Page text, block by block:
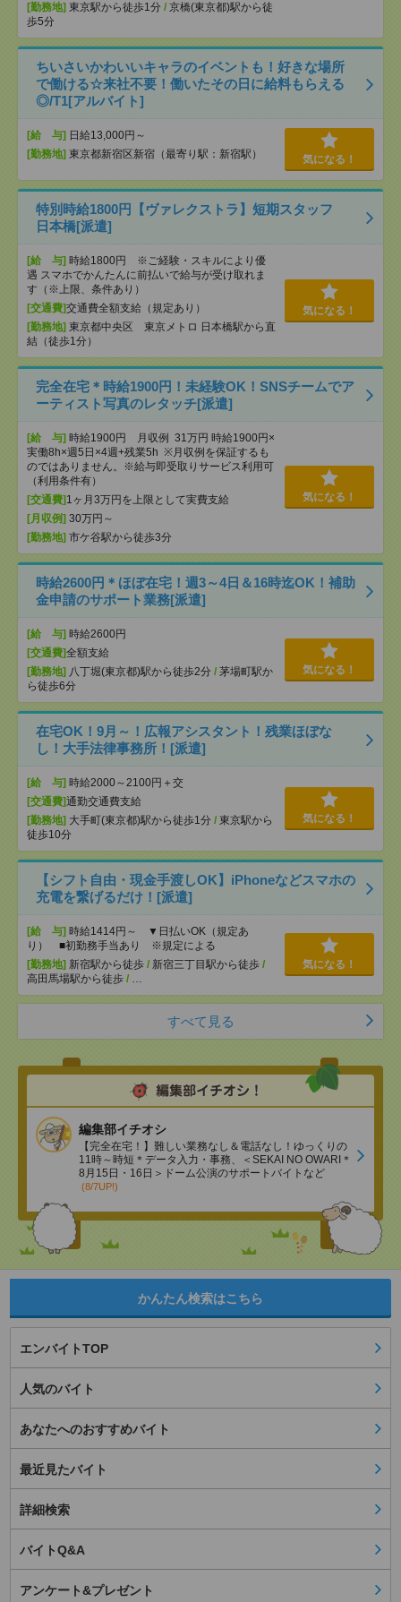
[勤務地] 東京駅から徒歩1分 / 京橋(東京都)駅から徒
歩5分
ちいさいかわいいキャラのイベントも！好きな場所
で働ける☆来社不要！働いたその日に給料もらえる
◎/T1[アルバイト]
[給 与] 日給13,000円～
[勤務地] 東京都新宿区新宿（最寄り駅：新宿駅） 気になる！
特別時給1800円【ヴァレクストラ】短期スタッフ
日本橋[派遣]
[給 与] 時給1800円 ※ご経験・スキルにより優
遇 スマホでかんたんに前払いで給与が受け取れま
す（※上限、条件あり）
[交通費]交通費全額支給（規定あり）
[勤務地] 東京都中央区 東京メトロ 日本橋駅から直
結（徒歩1分）
気になる！
完全在宅＊時給1900円！未経験OK！SNSチームでア
ーティスト写真のレタッチ[派遣]
[給 与] 時給1900円 月収例 31万円 時給1900円×
実働8h×週5日×4週+残業5h ※月収例を保証するも
のではありません。※給与即受取りサービス利用可
（利用条件有）
[交通費] 1ヶ月3万円を上限として実費支給
[月収例] 30万円～
[勤務地] 市ケ谷駅から徒歩3分
気になる！
時給2600円＊ほぼ在宅！週3～4日＆16時迄OK！補助
金申請のサポート業務[派遣]
[給 与] 時給2600円
[交通費]全額支給
[勤務地] 八丁堀(東京都)駅から徒歩2分 / 茅場町駅か
ら徒歩6分
気になる！
在宅OK！9月～！広報アシスタント！残業ほぼな
し！大手法律事務所！[派遣]
[給 与] 時給2000～2100円＋交
[交通費]通勤交通費支給
[勤務地] 大手町(東京都)駅から徒歩1分 / 東京駅から
徒歩10分
気になる！
【シフト自由・現金手渡しOK】iPhoneなどスマホの
充電を繋げるだけ！[派遣]
[給 与] 時給1414円～ ▼日払いOK（規定あ
り） ■初勤務手当あり ※規定による
[勤務地] 新宿駅から徒歩 / 新宿三丁目駅から徒歩 /
高田馬場駅から徒歩 / …
気になる！
すべて見る
編集部イチオシ
【完全在宅！】難しい業務なし＆電話なし！ゆっくりの
11時～時短＊データ入力・事務、＜SEKAI NO OWARI＊
8月15日・16日＞ドーム公演のサポートバイトなど
(8/7UP!)
かんたん検索はこちら
エンバイトTOP
人気のバイト
あなたへのおすすめバイト
最近見たバイト
詳細検索
バイトQ&A
アンケート&プレゼント